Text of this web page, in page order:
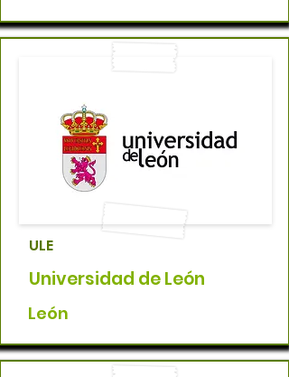
ULE
Universidad de León
León